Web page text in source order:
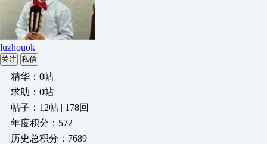
luzhouok
关注 私信
精华：0帖
求助：0帖
帖子：12帖 | 178回
年度积分：572
历史总积分：7689